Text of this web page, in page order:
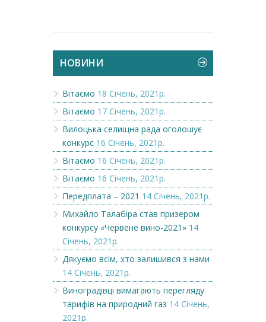
НОВИНИ
Вітаємо 18 Січень, 2021р.
Вітаємо 17 Січень, 2021р.
Вилоцька селищна рада оголошує
конкурс 16 Січень, 2021р.
Вітаємо 16 Січень, 2021р.
Вітаємо 16 Січень, 2021р.
Передплата – 2021 14 Січень, 2021р.
Михайло Талабіра став призером
конкурсу «Червене вино-2021» 14
Січень, 2021р.
Дякуємо всім, хто залишився з нами
14 Січень, 2021р.
Виноградівці вимагають перегляду
тарифів на природний газ 14 Січень,
2021р.